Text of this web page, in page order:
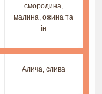
смородина,
малина, ожина та
ін
Алича, слива